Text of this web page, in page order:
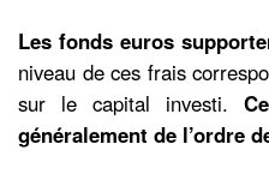
Les fonds euros
niveau de ces frais
sur le capital investi.
généralement de l’ordre